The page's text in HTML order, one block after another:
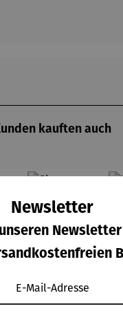
kauften auch
vergriffen
Newsletter
E-Mail-Adresse